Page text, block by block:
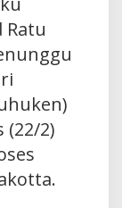
Ratu
(22/2)